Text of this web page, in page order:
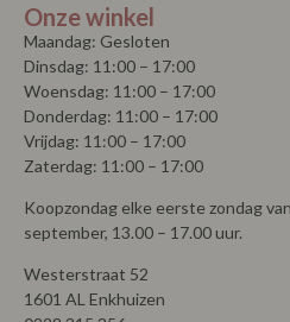
Onze winkel
Maandag: Gesloten
Dinsdag: 11:00 – 17:00
Woensdag: 11:00 – 17:00
Donderdag: 11:00 – 17:00
Vrijdag: 11:00 – 17:00
Zaterdag: 11:00 – 17:00
Koopzondag elke eerste zondag
september, 13.00 – 17.00 uur.
Westerstraat 52
1601 AL Enkhuizen